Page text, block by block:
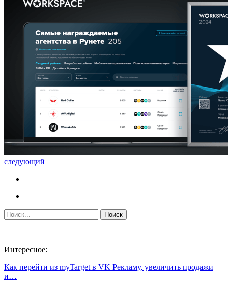
следующий
Интересное:
Как перейти из myTarget в VK Рекламу, увеличить продажи
и…